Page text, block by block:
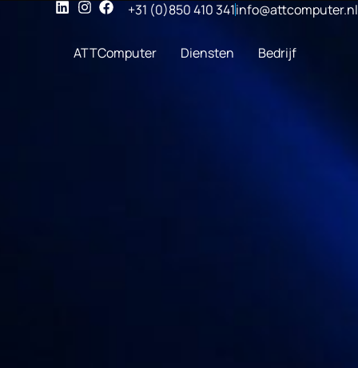
+31 (0)850 410 341info@attcomputer.nl
ATTComputer Diensten Bedrijf